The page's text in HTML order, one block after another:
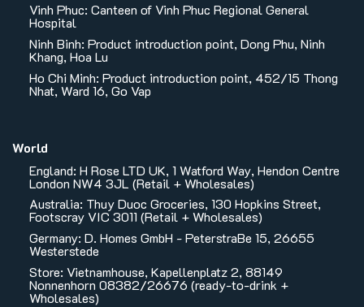
Vinh Phuc: Canteen of Vinh Phuc Regional General
Hospital
Ninh Binh: Product introduction point, Dong Phu, Ninh
Khang, Hoa Lu
Ho Chi Minh: Product introduction point, 452/15 Thong
Nhat, Ward 16, Go Vap
World
England: H Rose LTD UK, 1 Watford Way, Hendon Centre
London NW4 3JL (Retail + Wholesales)
Australia: Thuy Duoc Groceries, 130 Hopkins Street,
Footscray VIC 3011 (Retail + Wholesales)
Germany: D. Homes GmbH - PeterstraBe 15, 26655
Westerstede
Store: Vietnamhouse, Kapellenplatz 2, 88149
Nonnenhorn 08382/26676 (ready-to-drink +
Wholesales)